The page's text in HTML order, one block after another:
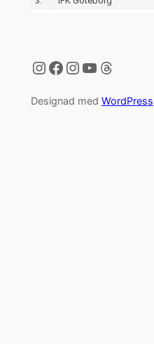
Instagram
Facebook
Instagram
YouTube
Threads
Designad med WordPress